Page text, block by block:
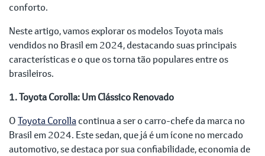
conforto.
Neste artigo, vamos explorar os modelos Toyota mais
vendidos no Brasil em 2024, destacando suas principais
características e o que os torna tão populares entre os
brasileiros.
1. Toyota Corolla: Um Clássico Renovado
OToyota Corollacontinua a ser o carro-chefe da marca no
Brasil em 2024. Este sedan, que já é um ícone no mercado
automotivo, se destaca por sua confiabilidade, economia de